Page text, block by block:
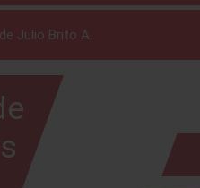
Julio Brito A.